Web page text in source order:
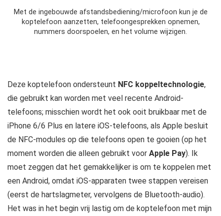
Met de ingebouwde afstandsbediening/microfoon kun je de
koptelefoon aanzetten, telefoongesprekken opnemen,
nummers doorspoelen, en het volume wijzigen.
Deze koptelefoon ondersteunt NFC koppeltechnologie,
die gebruikt kan worden met veel recente Android-
telefoons; misschien wordt het ook ooit bruikbaar met de
iPhone 6/6 Plus en latere iOS-telefoons, als Apple besluit
de NFC-modules op die telefoons open te gooien (op het
moment worden die alleen gebruikt voor Apple Pay). Ik
moet zeggen dat het gemakkelijker is om te koppelen met
een Android, omdat iOS-apparaten twee stappen vereisen
(eerst de hartslagmeter, vervolgens de Bluetooth-audio).
Het was in het begin vrij lastig om de koptelefoon met mijn